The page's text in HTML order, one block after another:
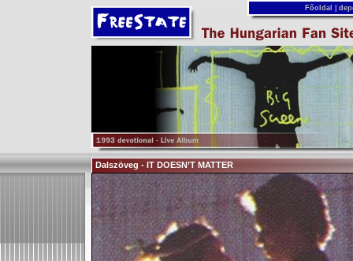
Főoldal
Dalszöveg - IT DOESN’T MATTER